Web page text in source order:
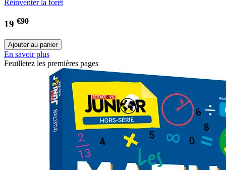
Réinventer la forêt
19 €90
En savoir plus
Feuilletez les premières pages